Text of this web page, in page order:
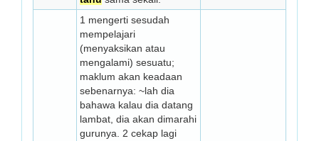
1 mengerti sesudah
mempelajari
(menyaksikan atau
mengalami) sesuatu;
maklum akan keadaan
sebenarnya: ~lah dia
bahawa kalau dia datang
lambat, dia akan dimarahi
gurunya. 2 cekap lagi